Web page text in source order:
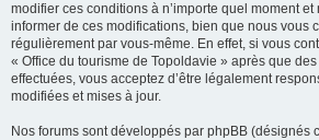
modifier ces conditions à n’importe quel moment
informer de ces modifications, bien que nous vous
régulièrement par vous-même. En effet, si vous
« Office du tourisme de Topoldavie » après que
effectuées, vous acceptez d’être légalement
modifiées et mises à jour.
Nos forums sont développés par phpBB (désignés